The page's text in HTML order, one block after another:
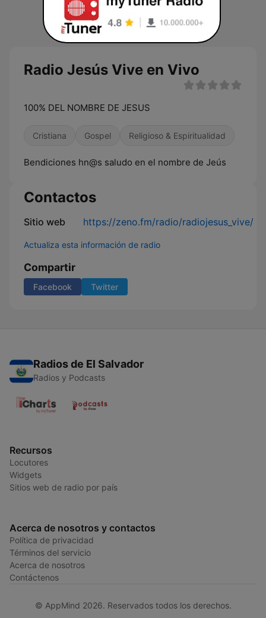
Radio Jesús Vive en Vivo
100% DEL NOMBRE DE JESUS
Cristiana Gospel Religioso & Espiritualidad
Bendiciones hn@s saludo en el nombre de Jeús
Contactos
Sitio web https://zeno.fm/radio/radiojesus_vive/
Actualiza esta información de radio
Compartir
Facebook Twitter
Radios de El Salvador
Radios y Podcasts
Recursos
Locutores
Widgets
Sitios web de radio por país
Acerca de nosotros y contactos
Política de privacidad
Términos del servicio
Acerca de nosotros
Contáctenos
© AppMind 2026. Reservados todos los derechos.